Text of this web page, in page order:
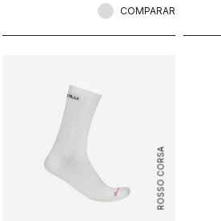
COMPARAR
ROSSO CORSA